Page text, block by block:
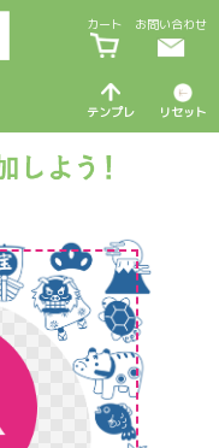
カート お問い合わせ
テンプレ リセット